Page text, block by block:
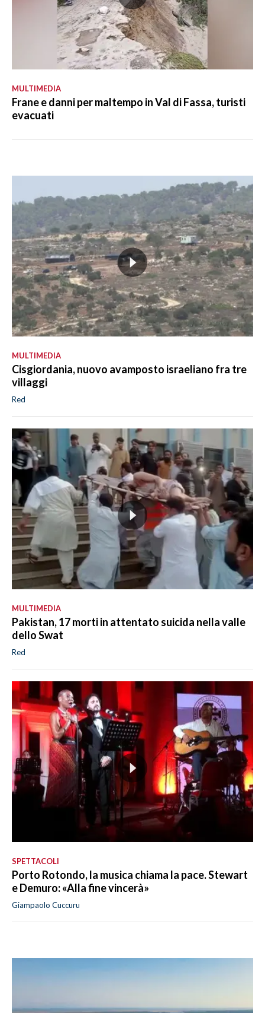
MULTIMEDIA
Frane e danni per maltempo in Val di Fassa, turisti
evacuati
MULTIMEDIA
Cisgiordania, nuovo avamposto israeliano fra tre
villaggi
Red
MULTIMEDIA
Pakistan, 17 morti in attentato suicida nella valle
dello Swat
Red
SPETTACOLI
Porto Rotondo, la musica chiama la pace. Stewart
e Demuro: «Alla fine vincerà»
Giampaolo Cuccuru